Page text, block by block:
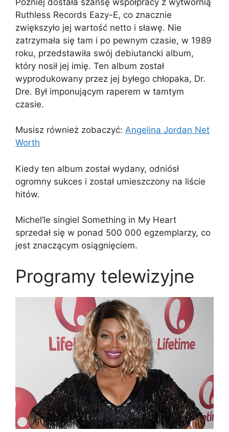
Ruthless Records Eazy-E, co znacznie
zwiększyło jej wartość netto i sławę. Nie
zatrzymała się tam i po pewnym czasie, w 1989
roku, przedstawiła swój debiutancki album,
który nosił jej imię. Ten album został
wyprodukowany przez jej byłego chłopaka, Dr.
Dre. Był imponującym raperem w tamtym
czasie.
Musisz również zobaczyć: Angelina Jordan Net
Worth
Kiedy ten album został wydany, odniósł
ogromny sukces i został umieszczony na liście
hitów.
Michel’le singiel Something in My Heart
sprzedał się w ponad 500 000 egzemplarzy, co
jest znaczącym osiągnięciem.
Programy telewizyjne